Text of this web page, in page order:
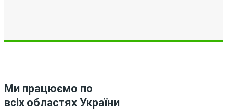
Ми працюємо по
всіх областях України